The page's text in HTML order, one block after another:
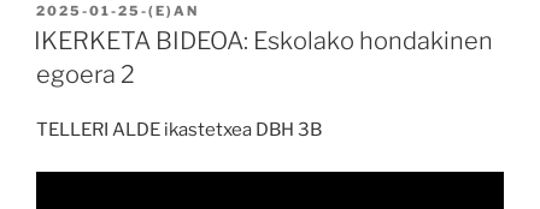
2025-01-25 -(E)AN
IKERKETA BIDEOA: Eskolako hondakinen
egoera 2
TELLERI ALDE ikastetxea DBH 3B